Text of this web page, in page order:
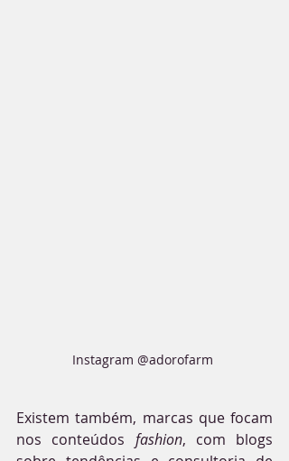
Instagram @adorofarm
Existem também, marcas que focam
nos conteúdos fashion, com blogs